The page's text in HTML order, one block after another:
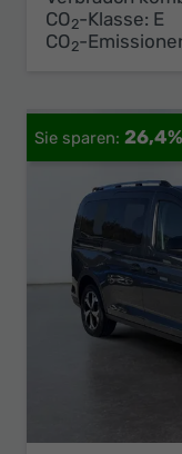
CO2-Klasse: E
CO2-
26,4%